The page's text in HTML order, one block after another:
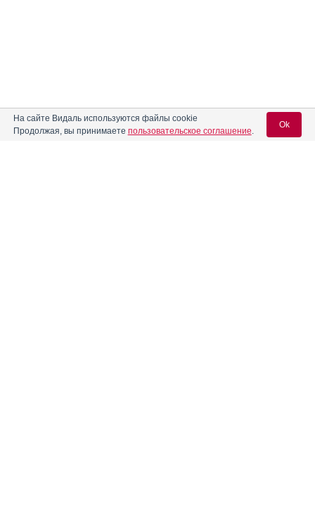
На сайте Видаль используются файлы cookie
Продолжая, вы принимаете пользовательское соглашение.
Ok